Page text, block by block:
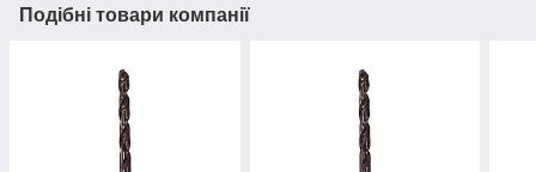
Подібні товари компанії